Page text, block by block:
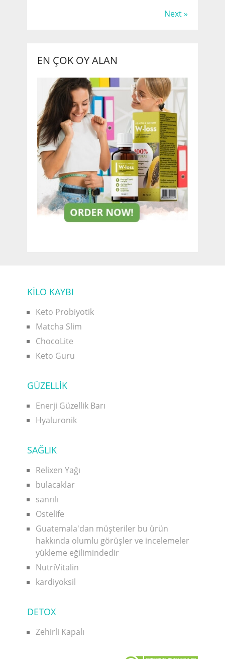
Next »
EN ÇOK OY ALAN
KİLO KAYBI
Keto Probiyotik
Matcha Slim
ChocoLite
Keto Guru
GÜZELLİK
Enerji Güzellik Barı
Hyaluronik
SAĞLIK
Relixen Yağı
bulacaklar
sanrılı
Ostelife
Guatemala'dan müşteriler bu ürün
hakkında olumlu görüşler ve incelemeler
yükleme eğilimindedir
NutriVitalin
kardiyoksil
DETOX
Zehirli Kapalı